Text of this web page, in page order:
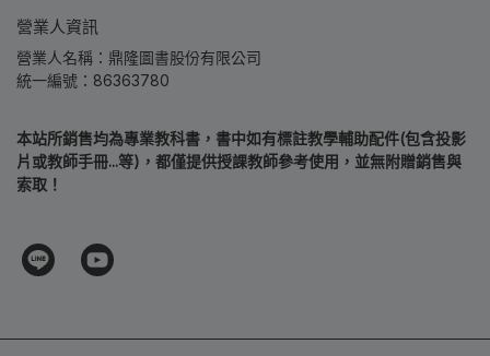
營業人資訊
營業人名稱：鼎隆圖書股份有限公司
統一編號：86363780
本站所銷售均為專業教科書，書中如有標註教學輔助配件(包含投影
片或教師手冊...等)，都僅提供授課教師參考使用，並無附贈銷售與
索取！